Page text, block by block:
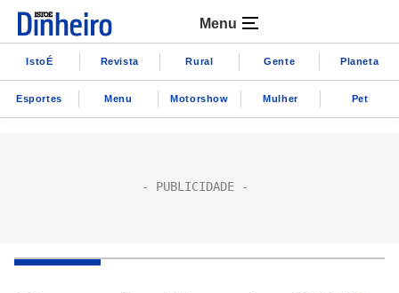
Menu
IstoÉ Revista Rural Gente Planeta
Esportes Menu Motorshow Mulher Pet